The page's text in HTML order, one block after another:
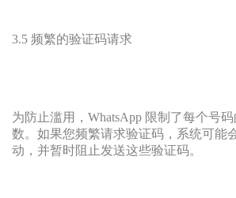
3.5 频繁的验证码请求
为防止滥用，WhatsApp 限制了每个号
数。如果您频繁请求验证码，系统可能
动，并暂时阻止发送这些验证码。